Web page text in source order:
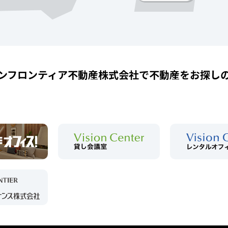
フロンティア不動産株式会社で不動産をお探し